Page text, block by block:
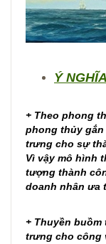
Ý
+ Theo phong
phong thủy
trưng cho sự
Vì vậy mô hình
tượng thành
doanh nhân ưa
+ Thuyền
trưng cho công